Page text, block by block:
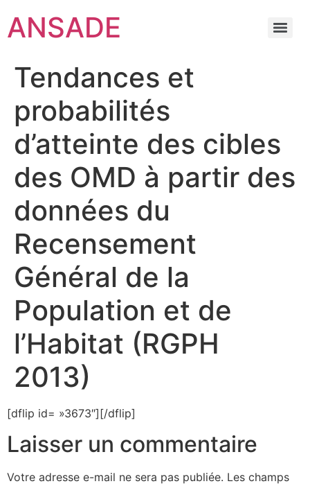
ANSADE
Tendances et
probabilités
d’atteinte des cibles
des OMD à partir des
données du
Recensement
Général de la
Population et de
l’Habitat (RGPH
2013)
[dflip id= »3673″][/dflip]
Laisser un commentaire
Votre adresse e-mail ne sera pas publiée. Les champs